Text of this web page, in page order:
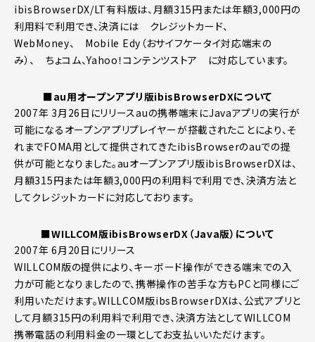
ibisBrowserDX/LT有料版は、月額315円または年額3,000円の
利用料で利用でき、決済には クレジットカード、
WebMoney、 Mobile Edy（おサイフケータイ対応端末の
み）、 ちょコム、Yahoo！コンテンツストア に対応しています。
■au用オープンアプリ版ibisBrowserDXについて
2007年 3月26日にリリースauの携帯端末にJavaアプリの実行が
可能になるオープンアプリプレイヤーが搭載されたことにより、そ
れまでFOMA用として提供されてきたibisBrowserのauでの提
供が可能となりました。auオープンアプリ版ibisBrowserDXは、
月額315円または年額3,000円の利用料で利用でき、決済方法と
してクレジットカードに対応しております。
■WILLCOM版ibisBrowserDX（Java版）について
2007年 6月20日にリリース
WILLCOM版の提供により、キーボード操作ができる端末での入
力が可能となりましたので、携帯操作の苦手な方もPCと同様にご
利用いただけます。WILLCOM版ibsBrowserDXは、公式アプリと
して月額315円の利用料で利用でき、決済方法としてWILLCOM
携帯電話の利用料金の一環としてお支払いいただけます。